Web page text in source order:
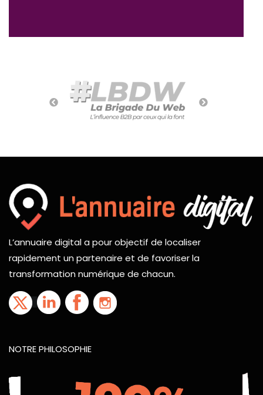
L’annuaire digital a pour objectif de localiser
rapidement un partenaire et de favoriser la
transformation numérique de chacun.
NOTRE PHILOSOPHIE